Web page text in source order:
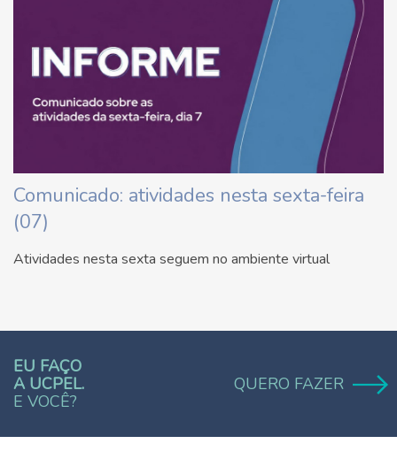
Comunicado: atividades nesta sexta-feira
(07)
Atividades nesta sexta seguem no ambiente virtual
EU FAÇO
A UCPEL.
E VOCÊ?
QUERO FAZER